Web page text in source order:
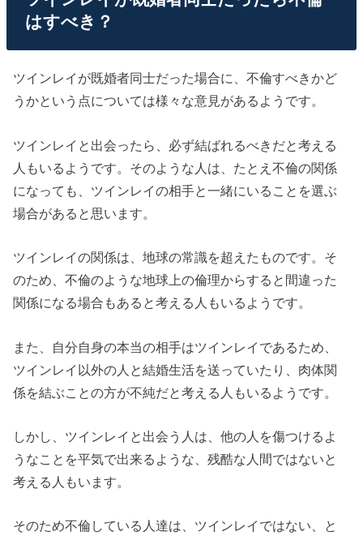
はすべき？
ツインレイが既婚者同士だった場合に、不倫すべきかど
うかという点については様々な意見があるようです。
ツインレイと出会ったら、必ず結ばれるべきだと考える
人もいるようです。そのような人は、たとえ不倫の関係
になっても、ツインレイの相手と一緒にいることを選ぶ
場合があると思います。
ツインレイの関係は、地球の常識を超えたものです。そ
のため、不倫のような地球上の倫理からすると間違った
関係になる場合もあると考える人もいるようです。
また、自分自身の本当の相手はツインレイであるため、
ツインレイ以外の人と結婚生活を送っていたり、肉体関
係を結ぶことの方が不純だと考える人もいるようです。
しかし、ツインレイと出会う人は、他の人を傷つけるよ
うなことを平気で出来るような、残酷な人間ではないと
考える人もいます。
そのため不倫している人達は、ツインレイではない、と